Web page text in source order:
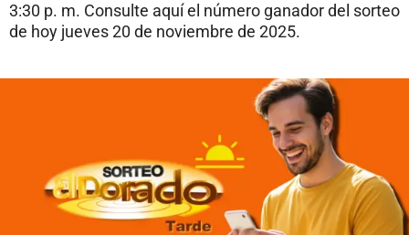
3:30 p. m. Consulte aquí el número ganador del sorteo
de hoy jueves 20 de noviembre de 2025.